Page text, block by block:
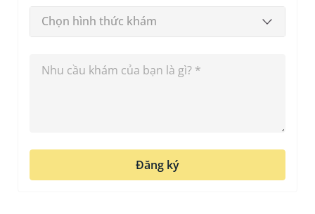
Chọn hình thức khám
Đăng ký